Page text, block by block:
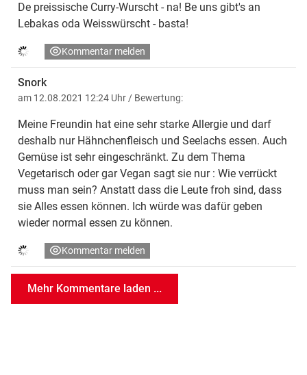
De preissische Curry-Wurscht - na! Be uns gibt's an
Lebakas oda Weisswürscht - basta!
Kommentar melden
Snork
am 12.08.2021 12:24 Uhr / Bewertung:
Meine Freundin hat eine sehr starke Allergie und darf
deshalb nur Hähnchenfleisch und Seelachs essen. Auch
Gemüse ist sehr eingeschränkt. Zu dem Thema
Vegetarisch oder gar Vegan sagt sie nur : Wie verrückt
muss man sein? Anstatt dass die Leute froh sind, dass
sie Alles essen können. Ich würde was dafür geben
wieder normal essen zu können.
Kommentar melden
Mehr Kommentare laden ...